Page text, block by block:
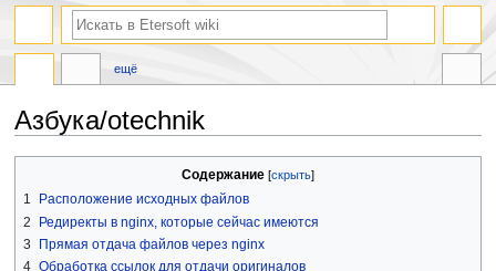
Азбука/otechnik
навигации
поиску
Содержание
1
Расположение исходных файлов
2
Редиректы в nginx, которые сейчас имеются
3
Прямая отдача файлов через nginx
4 Обработка ссылок для отдачи оригиналов
ещё